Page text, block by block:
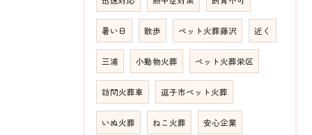
暑い日 散歩 ペット火葬藤沢 近く
三浦 小動物火葬 ペット火葬栄区
訪問火葬車 逗子市ペット火葬
いぬ火葬 ねこ火葬 安心企業